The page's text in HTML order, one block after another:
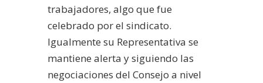
trabajadores, algo que fue
celebrado por el sindicato.
Igualmente su Representativa se
mantiene alerta y siguiendo las
negociaciones del Consejo a nivel